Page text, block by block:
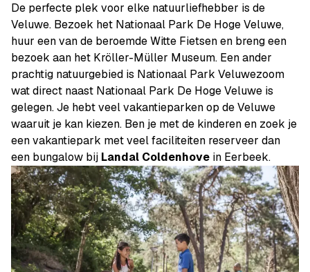
De perfecte plek voor elke natuurliefhebber is de
Veluwe. Bezoek het Nationaal Park De Hoge Veluwe,
huur een van de beroemde Witte Fietsen en breng een
bezoek aan het Kröller-Müller Museum. Een ander
prachtig natuurgebied is Nationaal Park Veluwezoom
wat direct naast Nationaal Park De Hoge Veluwe is
gelegen. Je hebt veel vakantieparken op de Veluwe
waaruit je kan kiezen. Ben je met de kinderen en zoek je
een vakantiepark met veel faciliteiten reserveer dan
een bungalow bij Landal Coldenhove in Eerbeek.